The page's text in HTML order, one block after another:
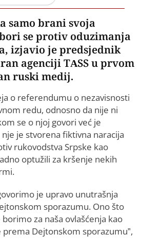
samo brani svoja
se protiv oduzimanja
izjavio je predsjednik
agenciji TASS u prvom
ruski medij.
o referendumu o nezavisnosti
redu, odnosno da nije ni
se o njoj govori već je
je stvorena fiktivna naracija
rukovodstva Srpske kao
optužili za kršenje nekih
je upravo unutrašnja
sporazumu. Ono što
za naša ovlašćenja kao
Dejtonskom sporazumu”,